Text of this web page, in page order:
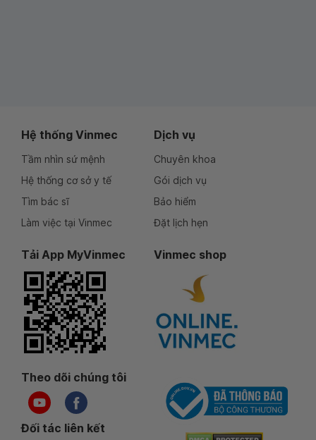
Hệ thống Vinmec
Tầm nhìn sứ mệnh
Hệ thống cơ sở y tế
Tìm bác sĩ
Làm việc tại Vinmec
Dịch vụ
Chuyên khoa
Gói dịch vụ
Bảo hiểm
Đặt lịch hẹn
Tải App MyVinmec Vinmec shop
Theo dõi chúng tôi
Đối tác liên kết